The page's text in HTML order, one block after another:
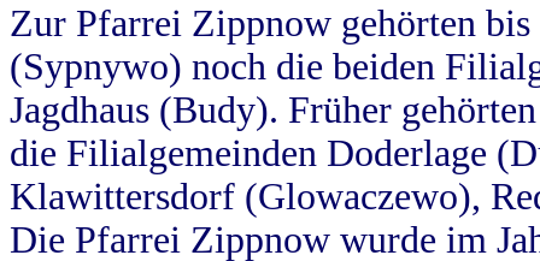
Zur Pfarrei Zippnow gehörten
(Sypnywo) noch die beiden
Jagdhaus (Budy). Früher
die Filialgemeinden Doderlage
Klawittersdorf (Glowaczewo),
Die Pfarrei Zippnow wurde im